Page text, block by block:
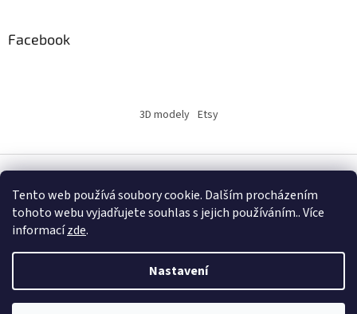
Tento web používá soubory cookie. Dalším procházením
tohoto webu vyjadřujete souhlas s jejich používáním.. Více
informacízde.
Nastavení
Facebook
3D modely Etsy
Vytvořil Shoptet